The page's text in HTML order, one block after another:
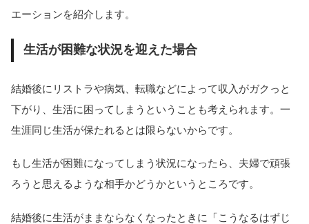
エーションを紹介します。
生活が困難な状況を迎えた場合
結婚後にリストラや病気、転職などによって収入がガクっと
下がり、生活に困ってしまうということも考えられます。一
生涯同じ生活が保たれるとは限らないからです。
もし生活が困難になってしまう状況になったら、夫婦で頑張
ろうと思えるような相手かどうかというところです。
結婚後に生活がままならなくなったときに「こうなるはずじ